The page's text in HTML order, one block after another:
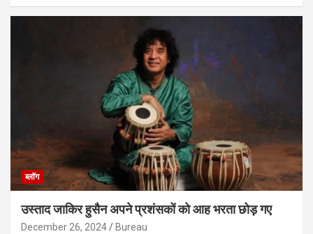
ब्लॉग
उस्ताद जाकिर हुसैन अपने प्रशंसकों को आह भरता छोड़ गए
December 26, 2024 Bureau